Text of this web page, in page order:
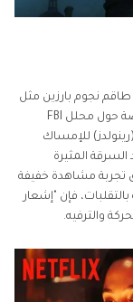
نجوم بارزين مثل
دوين جونسون، وغال غادوت، ورايان رينولدز. تدور القصة حول محلل FBI
للإمساك
المثيرة
تجربة مشاهدة خفيفة
فإن "إشعار
والترفيه.